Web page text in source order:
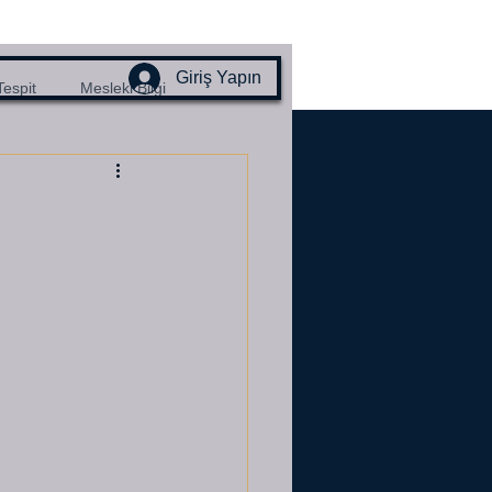
Giriş Yapın
Mesleki Bilgi